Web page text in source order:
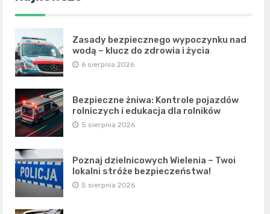
Zasady bezpiecznego wypoczynku nad
wodą – klucz do zdrowia i życia
6 sierpnia 2026
Bezpieczne żniwa: Kontrole pojazdów
rolniczych i edukacja dla rolników
5 sierpnia 2026
Poznaj dzielnicowych Wielenia – Twoi
lokalni stróże bezpieczeństwa!
5 sierpnia 2026